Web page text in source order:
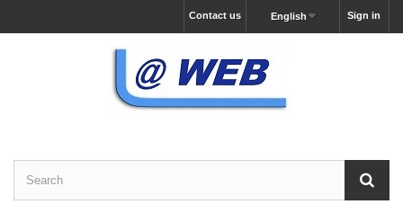
Sign in
English
Contact us